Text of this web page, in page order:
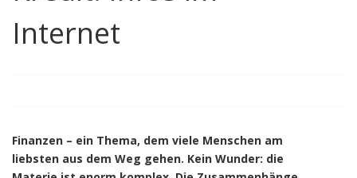
Internet
Finanzen – ein Thema, dem viele Menschen am
liebsten aus dem Weg gehen. Kein Wunder: die